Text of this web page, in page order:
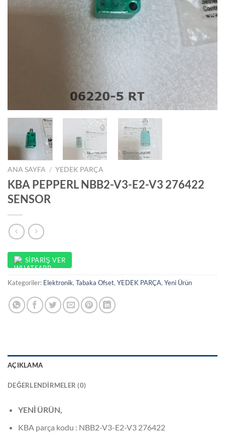
ANA SAYFA / YEDEK PARÇA
KBA PEPPERL NBB2-V3-E2-V3 276422
SENSOR
SIPARIŞ VER
Kategoriler: Elektronik, Tabaka Ofset, YEDEK PARÇA, Yeni Ürün
AÇIKLAMA
DEĞERLENDIRMELER (0)
YENİ ÜRÜN,
KBA parça kodu : NBB2-V3-E2-V3 276422